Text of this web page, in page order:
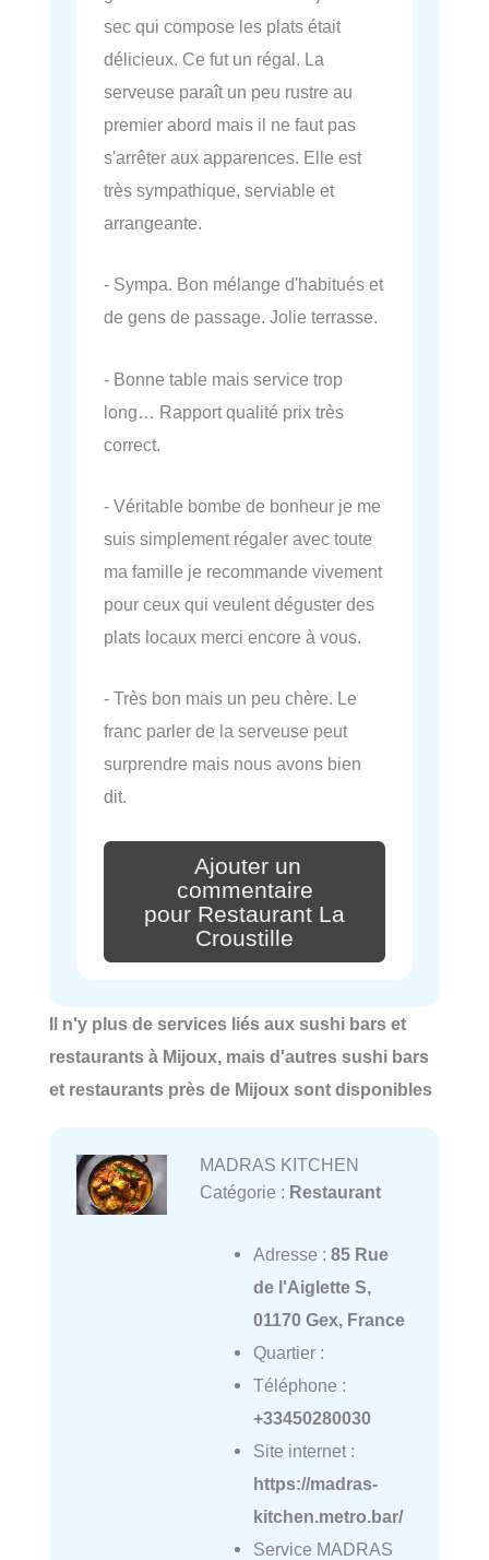
sec qui compose les plats était
délicieux. Ce fut un régal. La
serveuse paraît un peu rustre au
premier abord mais il ne faut pas
s'arrêter aux apparences. Elle est
très sympathique, serviable et
arrangeante.
- Sympa. Bon mélange d'habitués et
de gens de passage. Jolie terrasse.
- Bonne table mais service trop
long… Rapport qualité prix très
correct.
- Véritable bombe de bonheur je me
suis simplement régaler avec toute
ma famille je recommande vivement
pour ceux qui veulent déguster des
plats locaux merci encore à vous.
- Très bon mais un peu chère. Le
franc parler de la serveuse peut
surprendre mais nous avons bien
dit.
Ajouter un
commentaire
pour Restaurant La
Croustille
Il n'y plus de services liés aux sushi bars et
restaurants à Mijoux, mais d'autres sushi bars
et restaurants près de Mijoux sont disponibles
MADRAS KITCHEN
Catégorie : Restaurant
Adresse : 85 Rue
de l'Aiglette S,
01170 Gex, France
Quartier :
Téléphone :
+33450280030
Site internet :
https://madras-
kitchen.metro.bar/
Service MADRAS